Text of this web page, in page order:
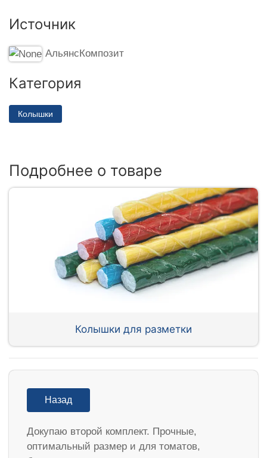
Источник
АльянсКомпозит
Категория
Колышки
Подробнее о товаре
Колышки для разметки
Назад
Докупаю второй комплект. Прочные,
оптимальный размер и для томатов,